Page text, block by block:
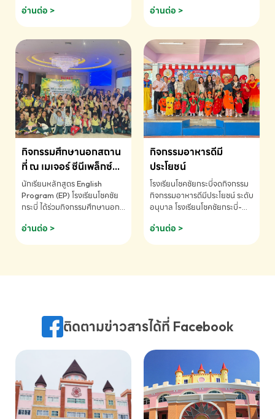
ข้อมูลเพิ่มเติม โทร. 075-691910
อ่านต่อ >
ด.ช.พัทธนันท์ พรหมพันธ์ ชั้น
อนุบาล EP K3 โรงเรียนโชคชัย
แข่งขันคณิตศาสตร์และคณิตคิด
เร็วนานาชาติ ครั้งที่ 46 ประจำปี
2569 ณ ประเทศสิงคโปร์
INTERNATIONAL
MATHEMATICS AND
MENTAL ARITHMETIC
COMPETITION 2026 - ถ้วย
รางวัลรองชนะเลิศอันดับที่ 2
Mental Arithmetic
Competition K2 - ถ้วยรางวัล
รองชนะเลิศอันดับที่ 2 Mental
K2(Grop) โรงเรียนโชคชัยกระบี่-
สอบถามข้อมูลเพิ่มเติม โทร.
075-691910
อ่านต่อ >
กิจกรรมศึกษานอกสถาน
ที่ ณ เมเจอร์ ซีนีเพล็กซ์
ระดับประถมศึกษา (EP.1-
6)
นักเรียนหลักสูตร English
Program (EP) โรงเรียนโชคชัย
กระบี่ ได้ร่วมกิจกรรมศึกษานอก
ชมภาพยนตร์ Toy Story 5
(Soundtrack)เพื่อเสริมทักษะ
ภาษา ผ่านประสบการณ์การเรียนรู้
075-691910
อ่านต่อ >
กิจกรรมอาหารดีมี
ประโยชน์
โรงเรียนโชคชัยกระบี่จดกิจกรรม
กิจกรรมอาหารดีมีประโยชน์ ระดับ
อนุบาล โรงเรียนโชคชัยกระบี่-
075-691910
อ่านต่อ >
ติดตามข่าวสารได้ที่ Facebook